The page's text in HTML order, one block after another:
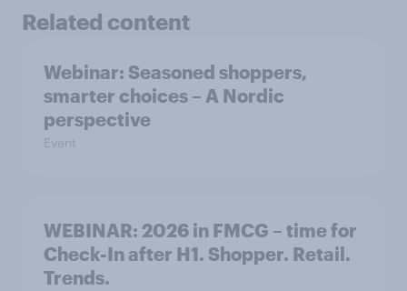
Related content
Webinar: Seasoned shoppers,
smarter choices – A Nordic
perspective
Event
WEBINAR: 2026 in FMCG – time for
Check-In after H1. Shopper. Retail.
Trends.